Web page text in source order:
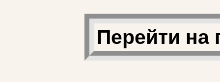
Перейти на